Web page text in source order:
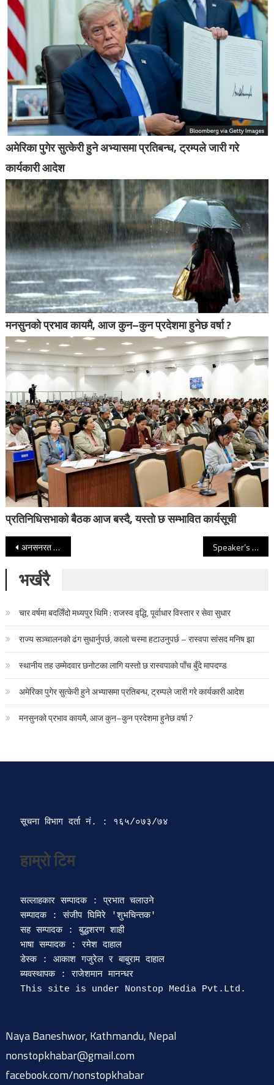
अमेरिका पुगेर सुत्केरी हुने अभ्यासमा प्रतिबन्ध, ट्रम्पले जारी गरे
कार्यकारी आदेश
मनसुनको प्रभाव कायमै, आज कुन–कुन प्रदेशमा हुनेछ वर्षा ?
प्रतिनिधिसभाको बैठक आज बस्दै, यस्तो छ सम्भावित कार्यसूची
Post navigation
अनसनरत डा. केसीले सांसदहरुलाई लेखे यस्तो पत्र, चिकित्सा विधेयकमा कडा आपत्ती Speaker’s role biased: NC President Deuba
भर्खरै
चार वर्षमा बदलिँदो मध्यपुर थिमि : राजस्व वृद्धि, पूर्वाधार विस्तार र सेवा सुधार
राज्य सञ्चालनको ढंग सुधार्नुपर्छ, कालो चस्मा हटाउनुपर्छ – रास्वपा सांसद मनिष झा
स्थानीय तह उम्मेदवार छनोटका लागि यस्तो छ रास्वपाको पाँच बुँदे मापदण्ड
अमेरिका पुगेर सुत्केरी हुने अभ्यासमा प्रतिबन्ध, ट्रम्पले जारी गरे कार्यकारी आदेश
मनसुनको प्रभाव कायमै, आज कुन–कुन प्रदेशमा हुनेछ वर्षा ?
सूचना विभाग दर्ता‍ नं. : १६५/०७३/७४
हाम्रो टिम
सल्लाहकार सम्पादक : प्रभात चलाउने
सम्पादक : संजीप घिमिरे 'शुभचिन्तक'
सह सम्पादक : बुद्धशरण शाही
भाषा सम्पादक : रमेश दाहाल
डेस्क : आकाश गजुरेल र बाबुराम दाहाल
ब्यवस्थापक : राजेशमान मानन्धर
Naya Baneshwor, Kathmandu, Nepal
nonstopkhabar@gmail.com
facebook.com/nonstopkhabar